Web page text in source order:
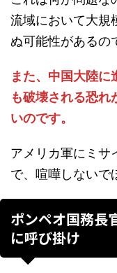
流域において大規
ぬ可能性があるの
また、中国大陸に
も破壊される恐れ
いのです。
アメリカ軍にミサ
で、喧嘩しないで
ポンペオ国務長
に呼び掛け